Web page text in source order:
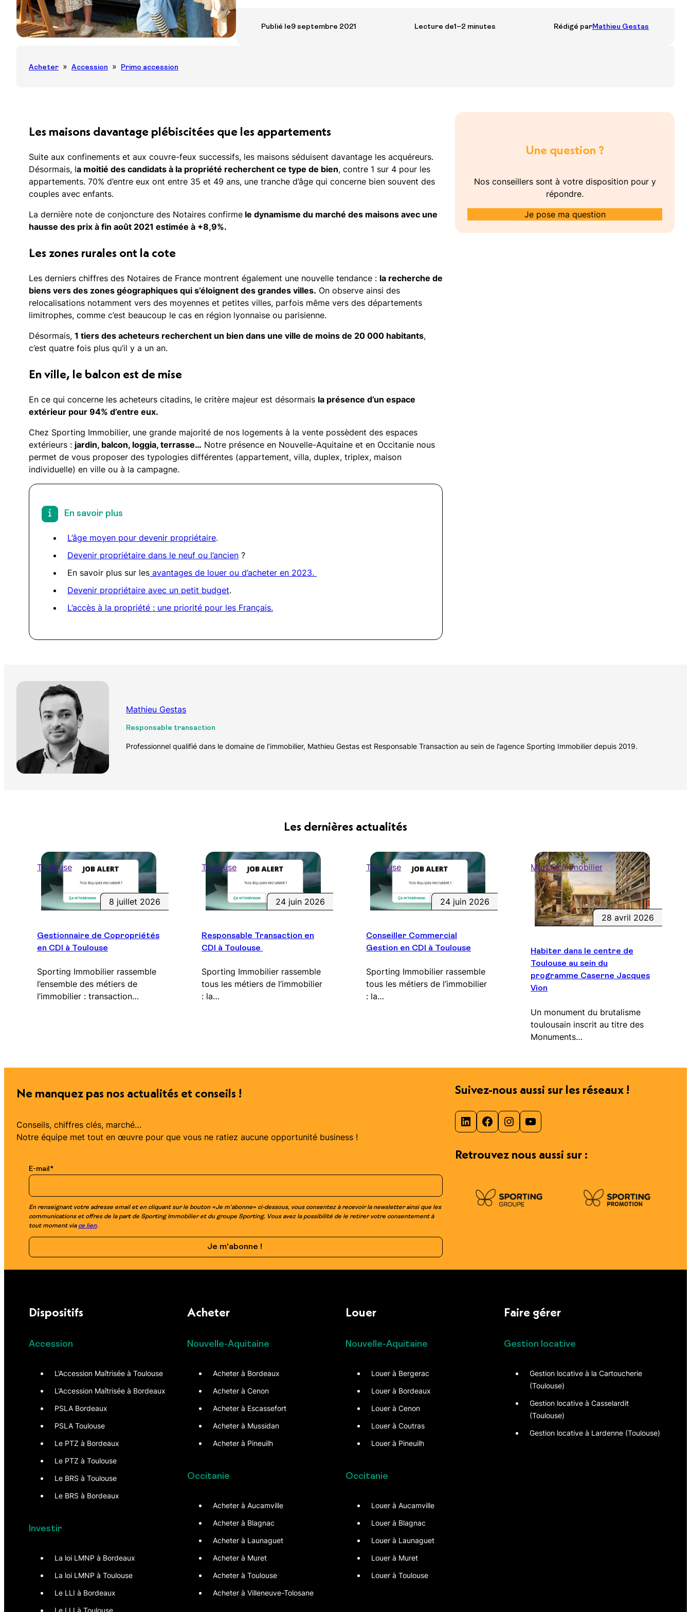
Le déficit foncier
Dispositif Jeanbrun
Publié le9 septembre 2021 Lecture de1–2 minutes Rédigé parMathieu Gestas
Acheter Accession Primo accession
Les maisons davantage plébiscitées que les appartements
Suite aux confinements et aux couvre-feux successifs, les maisons séduisent davantage les acquéreurs.
Désormais, la moitié des candidats à la propriété recherchent ce type de bien, contre 1 sur 4 pour les
appartements. 70% d’entre eux ont entre 35 et 49 ans, une tranche d’âge qui concerne bien souvent des
couples avec enfants.
La dernière note de conjoncture des Notaires confirme le dynamisme du marché des maisons avec une
hausse des prix à fin août 2021 estimée à +8,9%.
Les zones rurales ont la cote
Les derniers chiffres des Notaires de France montrent également une nouvelle tendance : la recherche de
biens vers des zones géographiques qui s’éloignent des grandes villes. On observe ainsi des
relocalisations notamment vers des moyennes et petites villes, parfois même vers des départements
limitrophes, comme c’est beaucoup le cas en région lyonnaise ou parisienne.
Désormais, 1 tiers des acheteurs recherchent un bien dans une ville de moins de 20 000 habitants,
c’est quatre fois plus qu’il y a un an.
En ville, le balcon est de mise
En ce qui concerne les acheteurs citadins, le critère majeur est désormais la présence d’un espace
extérieur pour 94% d’entre eux.
Chez Sporting Immobilier, une grande majorité de nos logements à la vente possèdent des espaces
extérieurs : jardin, balcon, loggia, terrasse… Notre présence en Nouvelle-Aquitaine et en Occitanie nous
permet de vous proposer des typologies différentes (appartement, villa, duplex, triplex, maison
individuelle) en ville ou à la campagne.
En savoir plus
L’âge moyen pour devenir propriétaire.
Devenir propriétaire dans le neuf ou l’ancien ?
En savoir plus sur les avantages de louer ou d’acheter en 2023.
Devenir propriétaire avec un petit budget.
L’accès à la propriété : une priorité pour les Français.
Une question ?
Nos conseillers sont à votre disposition pour y
répondre.
Je pose ma question
Mathieu Gestas
Responsable transaction
Professionnel qualifié dans le domaine de l’immobilier, Mathieu Gestas est Responsable Transaction au sein de l’agence Sporting Immobilier depuis 2019.
Les dernières actualités
Toulouse
8 juillet 2026
Gestionnaire de Copropriétés
en CDI à Toulouse
Sporting Immobilier rassemble
l’ensemble des métiers de
l’immobilier : transaction…
Toulouse
24 juin 2026
Responsable Transaction en
CDI à Toulouse
Sporting Immobilier rassemble
tous les métiers de l’immobilier
: la…
Toulouse
24 juin 2026
Conseiller Commercial
Gestion en CDI à Toulouse
Sporting Immobilier rassemble
tous les métiers de l’immobilier
: la…
Marché immobilier
28 avril 2026
Habiter dans le centre de
Toulouse au sein du
programme Caserne Jacques
Vion
Un monument du brutalisme
toulousain inscrit au titre des
Monuments…
Ne manquez pas nos actualités et conseils !
Conseils, chiffres clés, marché…
Notre équipe met tout en œuvre pour que vous ne ratiez aucune opportunité business !
E-mail*
En renseignant votre adresse email et en cliquant sur le bouton «Je m’abonne» ci-dessous, vous consentez à recevoir la newsletter ainsi que les
communications et offres de la part de Sporting Immobilier et du groupe Sporting. Vous avez la possibilité de le retirer votre consentement à
tout moment via ce lien.
Suivez-nous aussi sur les réseaux !
LinkedIn Facebook Instagram YouTube
Retrouvez nous aussi sur :
Dispositifs
Accession
L’Accession Maîtrisée à Toulouse
L’Accession Maîtrisée à Bordeaux
PSLA Bordeaux
PSLA Toulouse
Le PTZ à Bordeaux
Le PTZ à Toulouse
Le BRS à Toulouse
Le BRS à Bordeaux
Investir
La loi LMNP à Bordeaux
La loi LMNP à Toulouse
Le LLI à Bordeaux
Acheter
Nouvelle-Aquitaine
Acheter à Bordeaux
Acheter à Cenon
Acheter à Escassefort
Acheter à Mussidan
Acheter à Pineuilh
Occitanie
Acheter à Aucamville
Acheter à Blagnac
Acheter à Launaguet
Acheter à Muret
Acheter à Toulouse
Acheter à Villeneuve-Tolosane
Louer
Nouvelle-Aquitaine
Louer à Bergerac
Louer à Bordeaux
Louer à Cenon
Louer à Coutras
Louer à Pineuilh
Occitanie
Louer à Aucamville
Louer à Blagnac
Louer à Launaguet
Louer à Muret
Louer à Toulouse
Faire gérer
Gestion locative
Gestion locative à la Cartoucherie
(Toulouse)
Gestion locative à Casselardit
(Toulouse)
Gestion locative à Lardenne (Toulouse)